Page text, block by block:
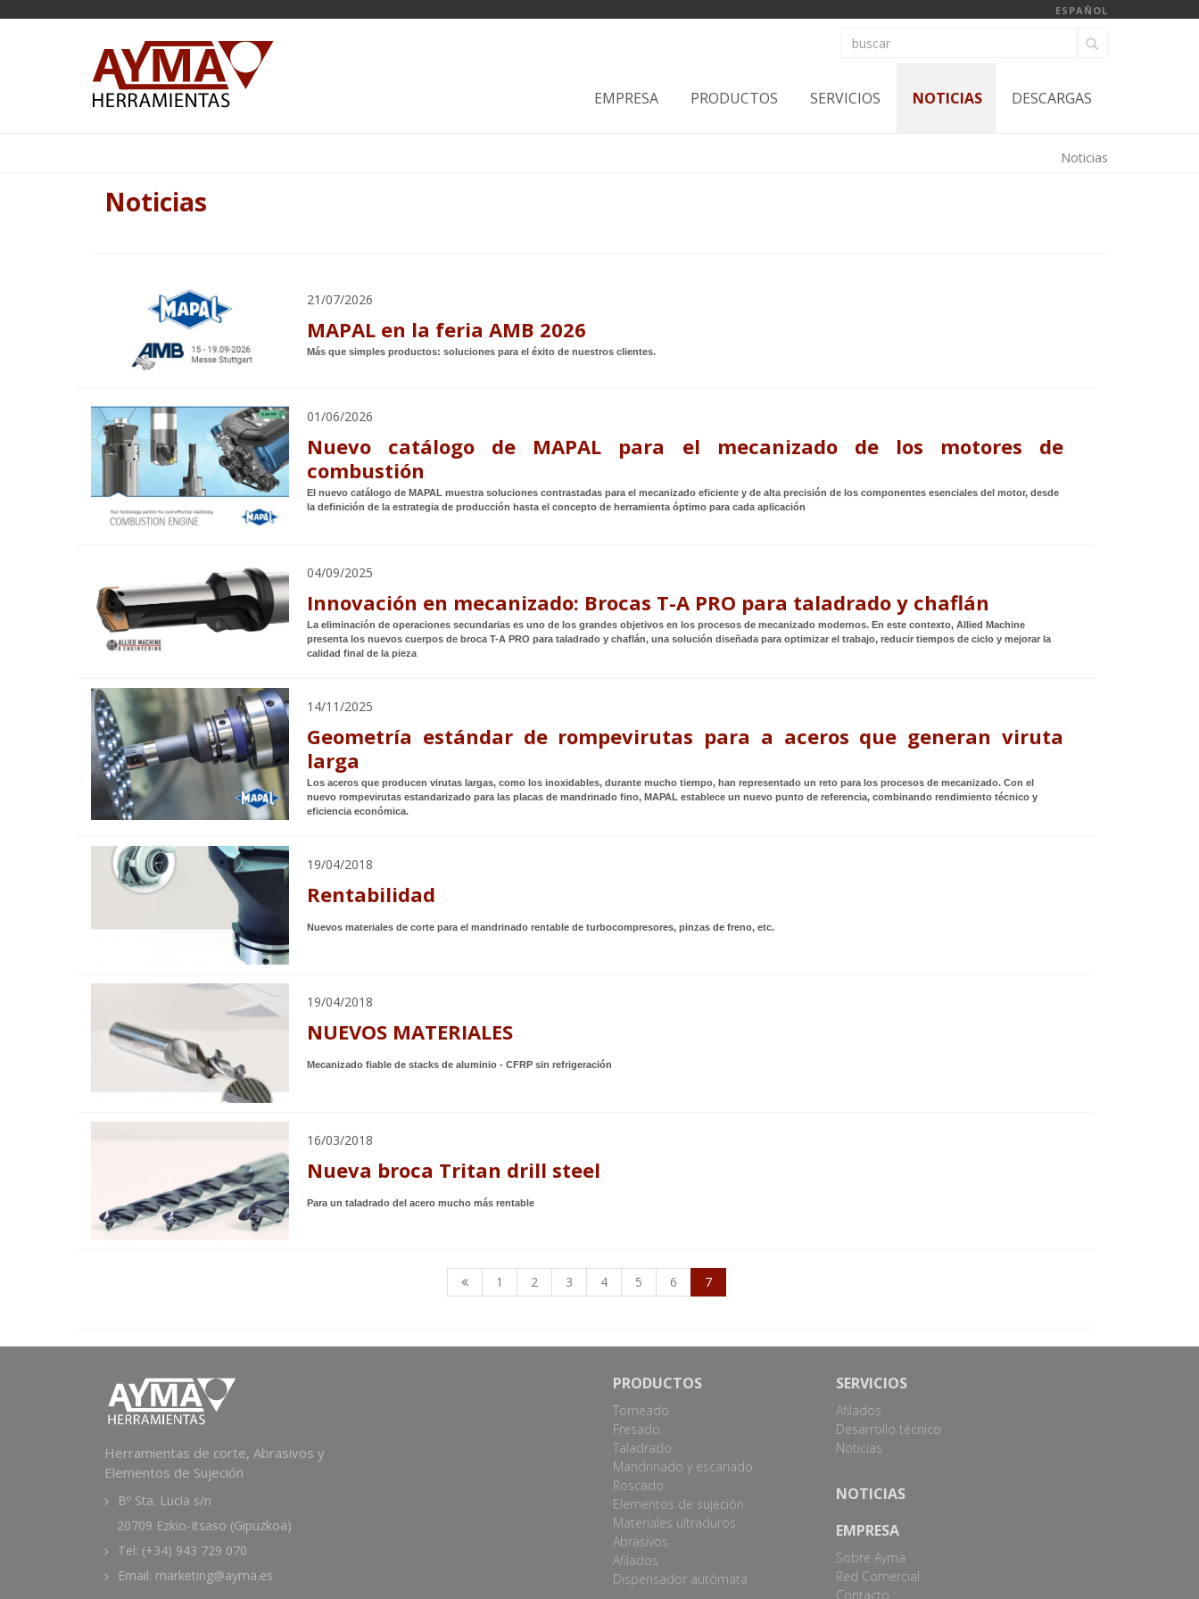
ESPAÑOL
EMPRESA PRODUCTOS SERVICIOS NOTICIAS DESCARGAS
Noticias
Noticias
21/07/2026
MAPAL en la feria AMB 2026
Más que simples productos: soluciones para el éxito de nuestros clientes.
01/06/2026
Nuevo catálogo de MAPAL para el mecanizado de los motores de
combustión
El nuevo catálogo de MAPAL muestra soluciones contrastadas para el mecanizado eficiente y de alta precisión de los componentes esenciales del motor, desde
la definición de la estrategia de producción hasta el concepto de herramienta óptimo para cada aplicación
04/09/2025
Innovación en mecanizado: Brocas T-A PRO para taladrado y chaflán
La eliminación de operaciones secundarias es uno de los grandes objetivos en los procesos de mecanizado modernos. En este contexto, Allied Machine
presenta los nuevos cuerpos de broca T-A PRO para taladrado y chaflán, una solución diseñada para optimizar el trabajo, reducir tiempos de ciclo y mejorar la
calidad final de la pieza
14/11/2025
Geometría estándar de rompevirutas para a aceros que generan viruta
larga
Los aceros que producen virutas largas, como los inoxidables, durante mucho tiempo, han representado un reto para los procesos de mecanizado. Con el
nuevo rompevirutas estandarizado para las placas de mandrinado fino, MAPAL establece un nuevo punto de referencia, combinando rendimiento técnico y
eficiencia económica.
19/04/2018
Rentabilidad
Nuevos materiales de corte para el mandrinado rentable de turbocompresores, pinzas de freno, etc.
19/04/2018
NUEVOS MATERIALES
Mecanizado fiable de stacks de aluminio - CFRP sin refrigeración
16/03/2018
Nueva broca Tritan drill steel
Para un taladrado del acero mucho más rentable
1 2 3 4 5 6 7
Herramientas de corte, Abrasivos y
Elementos de Sujeción
Bº Sta. Lucía s/n
20709 Ezkio-Itsaso (Gipuzkoa)
Tel: (+34) 943 729 070
Email: marketing@ayma.es
PRODUCTOS
Torneado
Fresado
Taladrado
Mandrinado y escariado
Roscado
Elementos de sujeción
Materiales ultraduros
Abrasivos
Afilados
Dispensador autómata
SERVICIOS
Afilados
Desarrollo técnico
Noticias
NOTICIAS
EMPRESA
Sobre Ayma
Red Comercial
Contacto